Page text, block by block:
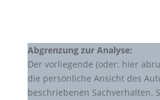
Abgrenzung zur Analyse:
Der vorliegende (oder: hier
die persönliche Ansicht des
beschriebenen Sachverhalten.